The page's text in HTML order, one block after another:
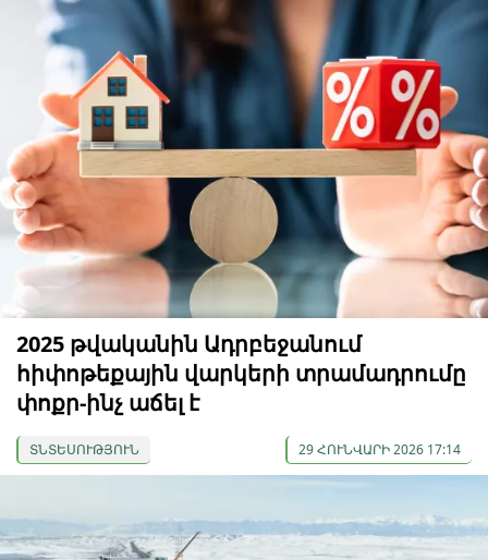
2025 թվականին Ադրբեջանում
հիփոթեքային վարկերի տրամադրումը
փոքր-ինչ աճել է
ՏՆՏԵՍՈՒԹՅՈՒՆ 29 ՀՈՒՆՎԱՐԻ 2026 17:14